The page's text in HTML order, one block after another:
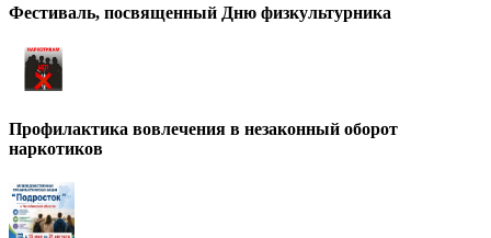
Фестиваль, посвященный Дню физкультурника
Профилактика вовлечения в незаконный оборот
наркотиков